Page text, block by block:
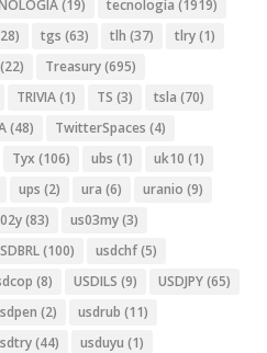
(19) tecnología (1919)
tgs (63) tlh (37) tlry(1)
(22) Treasury(695)
TRIVIA(1) TS (3) tsla (70)
(48) TwitterSpaces (4)
Tyx (106) ubs (1) uk10 (1)
ups (2) ura (6) uranio (9)
(83) us03my(3)
(100) usdchf(5)
(8) USDILS (9) USDJPY(65)
(2) usdrub (11)
(44) usduyu (1)